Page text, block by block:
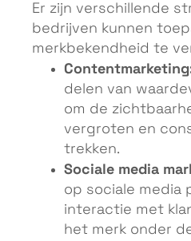
Er zijn verschillende
bedrijven kunnen
merkbekendheid te
delen van
om de
vergroten en
trekken.
Sociale media
op sociale media
interactie met
het merk onder